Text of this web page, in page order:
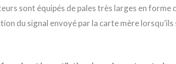
sont équipés de pales très larges en forme
du signal envoyé par la carte mère